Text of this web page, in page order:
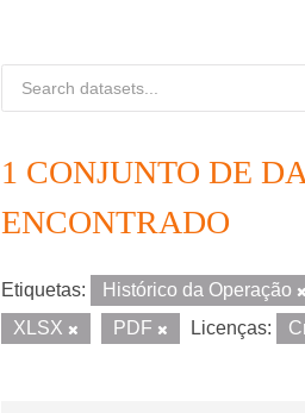
1 CONJUNTO DE
ENCONTRADO
Etiquetas: Histórico da Operação
XLSX
PDF Licenças: